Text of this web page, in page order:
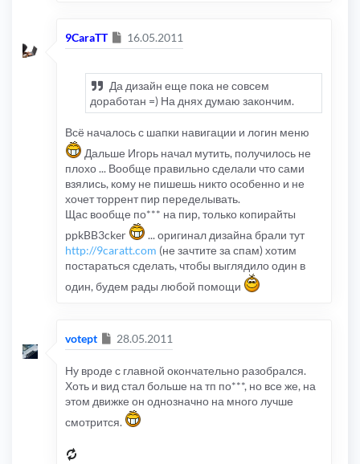
AOL, VeriSign.
9CaraTT Сообщение
16.05.2011
Да дизайн еще пока не совсем
доработан =) На днях думаю закончим.
Всё началось с шапки навигации и логин меню
Дальше Игорь начал мутить, получилось не
плохо ... Вообще правильно сделали что сами
взялись, кому не пишешь никто особенно и не
хочет торрент пир переделывать.
Щас вообще по*** на пир, только копирайты
ppkBB3cker
... оригинал дизайна брали тут
http://9caratt.com (не зачтите за спам) хотим
постараться сделать, чтобы выглядило один в
один, будем рады любой помощи
votept Сообщение
28.05.2011
Ну вроде с главной окончательно разобрался.
Хоть и вид стал больше на тп по***, но все же, на
этом движке он однозначно на много лучше
смотрится.